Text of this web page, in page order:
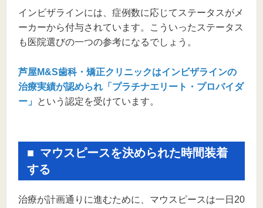
インビザラインには、症例数に応じてステータスがメ
ーカーから付与されています。こういったステータス
も医院選びの一つの参考になるでしょう。
芦屋M&S歯科・矯正クリニックはインビザラインの
治療実績が認められ「プラチナエリート・プロバイダ
ー」 という認定を受けています。
マウスピースを決められた時間装着
する
治療が計画通りに進むために、マウスピースは一日20